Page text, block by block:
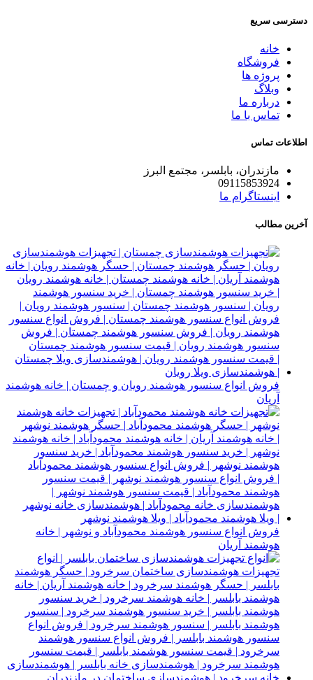
دسترسی سریع
خانه
فروشگاه
پروژه ها
وبلاگ
درباره ما
تماس با ما
اطلاعات تماس
مازندران، بابلسر، مجتمع البرز
09115853924
اینستاگرام ما
آخرین مطالب
فروش انواع سنسور هوشمند رویان و چمستان | خانه هوشمند
آریان
فروش انواع سنسور هوشمند محمودآباد و نوشهر | خانه
هوشمند آریان